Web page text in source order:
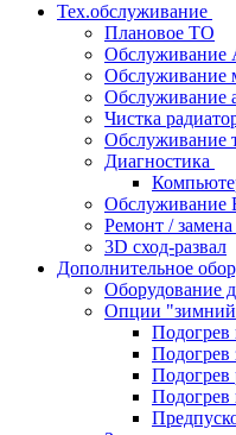
Тех.обслуживание
Плановое ТО
Обслуживание
Обслуживание
Чистка
Обслуживание
Диагностика
Обслуживание
Ремонт /
3D сход-развал
Дополнительное
Оборудование
Опции "зимний
Подогрев
Подогрев
Подогрев
Подогрев